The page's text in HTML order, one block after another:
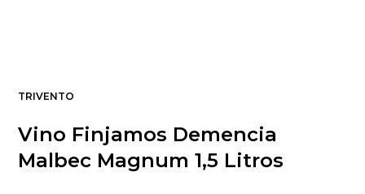
TRIVENTO
Vino Finjamos Demencia
Malbec Magnum 1,5 Litros